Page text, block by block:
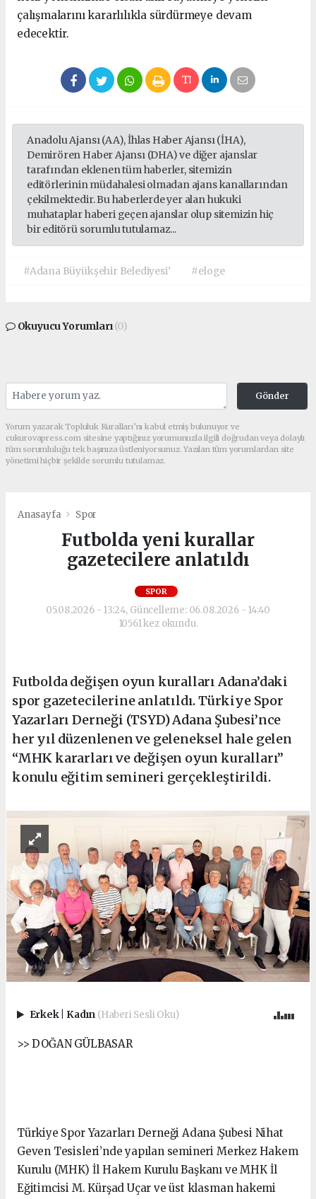
çalışmalarını kararlılıkla sürdürmeye devam
edecektir.
Anadolu Ajansı (AA), İhlas Haber Ajansı (İHA),
Demirören Haber Ajansı (DHA) ve diğer ajanslar
tarafından eklenen tüm haberler, sitemizin
editörlerinin müdahalesi olmadan ajans kanallarından
çekilmektedir. Bu haberlerde yer alan hukuki
muhataplar haberi geçen ajanslar olup sitemizin hiç
bir editörü sorumlu tutulamaz...
#Adana Büyükşehir Belediyesi’ #eloge
Okuyucu Yorumları(0)
Gönder
Yorum yazarak Topluluk Kuralları’nı kabul etmiş bulunuyor ve
cukurovapress.com sitesine yaptığınız yorumunuzla ilgili doğrudan veya dolaylı
tüm sorumluluğu tek başınıza üstleniyorsunuz. Yazılan tüm yorumlardan site
yönetimi hiçbir şekilde sorumlu tutulamaz.
Anasayfa Spor
Futbolda yeni kurallar
gazetecilere anlatıldı
SPOR
05.08.2026 - 13:24, Güncelleme: 06.08.2026 - 14:40
10561 kez okundu.
Futbolda değişen oyun kuralları Adana’daki
spor gazetecilerine anlatıldı. Türkiye Spor
Yazarları Derneği (TSYD) Adana Şubesi’nce
her yıl düzenlenen ve geleneksel hale gelen
“MHK kararları ve değişen oyun kuralları”
konulu eğitim semineri gerçekleştirildi.
Erkek Kadın (Haberi Sesli Oku)
>> DOĞAN GÜLBASAR
Türkiye Spor Yazarları Derneği Adana Şubesi Nihat
Geven Tesisleri’nde yapılan semineri Merkez Hakem
Kurulu (MHK) İl Hakem Kurulu Başkanı ve MHK İl
Eğitimcisi M. Kürşad Uçar ve üst klasman hakemi